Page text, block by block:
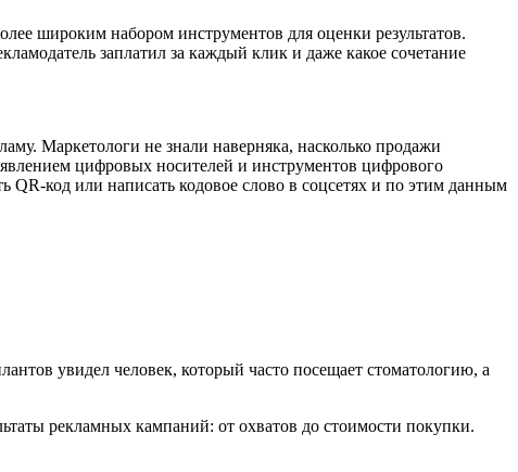
широким набором инструментов для оценки результатов.
заплатил за каждый клик и даже какое сочетание
Маркетологи не знали наверняка, насколько продажи
цифровых носителей и инструментов цифрового
QR-код или написать кодовое слово в соцсетях и по этим данным
увидел человек, который часто посещает стоматологию, а
рекламных кампаний: от охватов до стоимости покупки.